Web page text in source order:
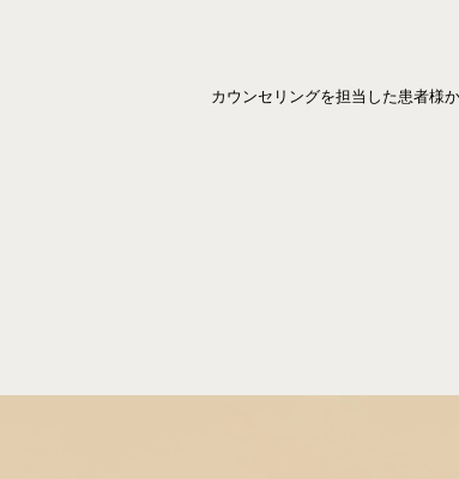
カウンセリングを担当した患者様